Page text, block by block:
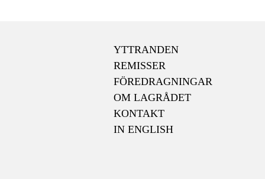
YTTRANDEN
REMISSER
FÖREDRAGNINGAR
OM LAGRÅDET
KONTAKT
IN ENGLISH